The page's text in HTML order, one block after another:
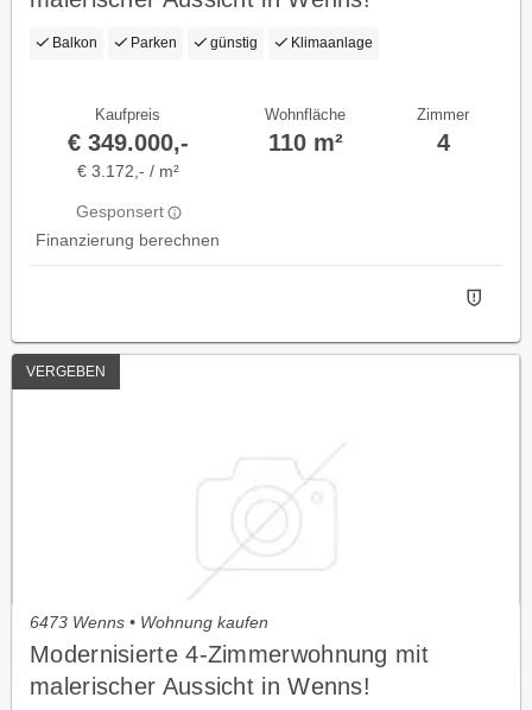
Balkon Parken günstig Klimaanlage
Kaufpreis
€ 349.000,-
€ 3.172,- / m²
Gesponsert
Finanzierung berechnen
Wohnfläche
110 m²
Zimmer
4
VERGEBEN
6473 Wenns • Wohnung kaufen
Modernisierte 4-Zimmerwohnung mit
malerischer Aussicht in Wenns!